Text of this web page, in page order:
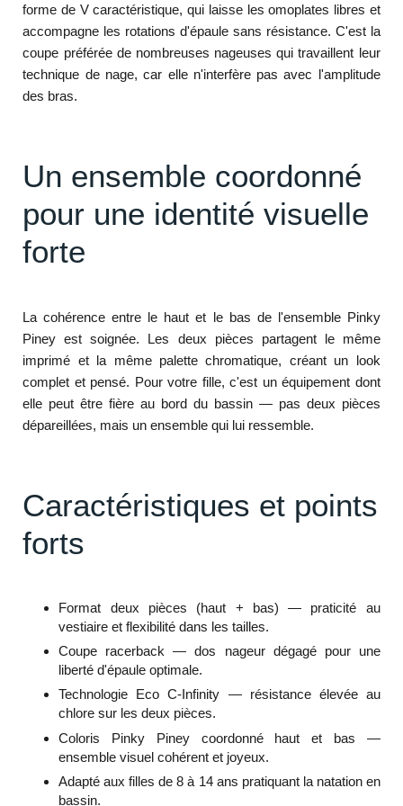
forme de V caractéristique, qui laisse les omoplates libres et
accompagne les rotations d'épaule sans résistance. C'est la
coupe préférée de nombreuses nageuses qui travaillent leur
technique de nage, car elle n'interfère pas avec l'amplitude
des bras.
Un ensemble coordonné
pour une identité visuelle
forte
La cohérence entre le haut et le bas de l'ensemble Pinky
Piney est soignée. Les deux pièces partagent le même
imprimé et la même palette chromatique, créant un look
complet et pensé. Pour votre fille, c'est un équipement dont
elle peut être fière au bord du bassin — pas deux pièces
dépareillées, mais un ensemble qui lui ressemble.
Caractéristiques et points
forts
Format deux pièces (haut + bas) — praticité au
vestiaire et flexibilité dans les tailles.
Coupe racerback — dos nageur dégagé pour une
liberté d'épaule optimale.
Technologie Eco C-Infinity — résistance élevée au
chlore sur les deux pièces.
Coloris Pinky Piney coordonné haut et bas —
ensemble visuel cohérent et joyeux.
Adapté aux filles de 8 à 14 ans pratiquant la natation en
bassin.